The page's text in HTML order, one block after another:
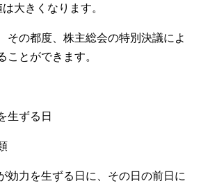
大きくなります。
その都度、株主総会の特別決議によ
ことができます。
生ずる日
効力を生ずる日に、その日の前日に